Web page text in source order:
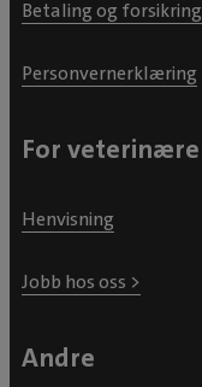
Betaling og
Personvernerklæring
For
Henvisning
Jobb hos oss >
Andre